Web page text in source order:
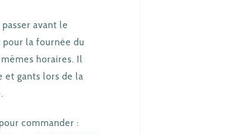
avant le
la fournée du
horaires. Il
et gants lors de la
commander :